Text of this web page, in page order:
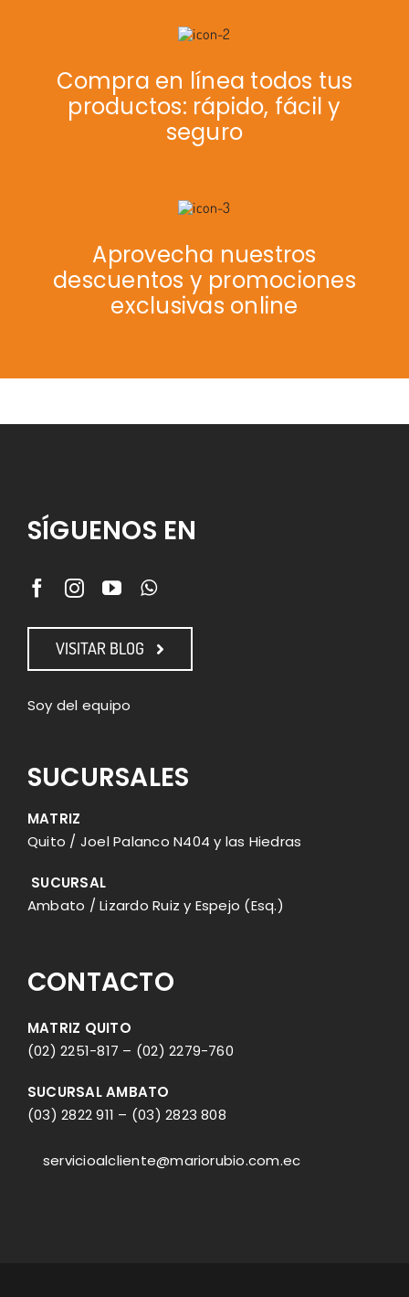
Compra en línea todos tus
productos: rápido, fácil y
seguro
Aprovecha nuestros
descuentos y promociones
exclusivas online
SÍGUENOS EN
VISITAR BLOG
Soy del equipo
SUCURSALES
MATRIZ
Quito / Joel Palanco N404 y las Hiedras
SUCURSAL
Ambato / Lizardo Ruiz y Espejo (Esq.)
CONTACTO
MATRIZ QUITO
(02) 2251-817 – (02) 2279-760
SUCURSAL AMBATO
(03) 2822 911 – (03) 2823 808
servicioalcliente@mariorubio.com.ec